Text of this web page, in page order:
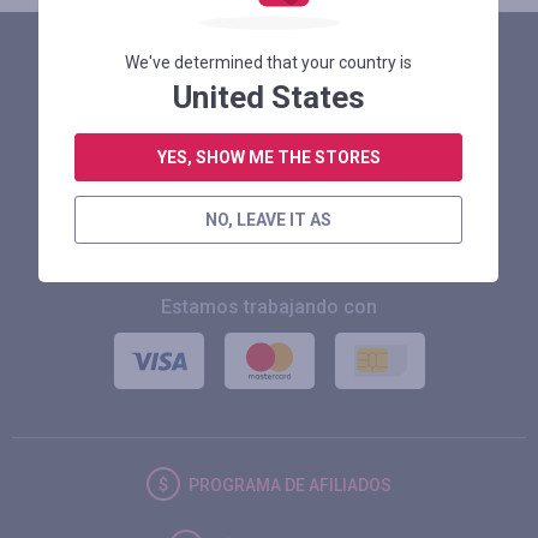
Más ventas en nuestra aplicación móvil
Asistencia para clientes de Smarty.Sale
help@smarty.sale
Estamos trabajando con
PROGRAMA DE AFILIADOS
We've determined that your country is
United States
YES, SHOW ME THE STORES
NO, LEAVE IT AS